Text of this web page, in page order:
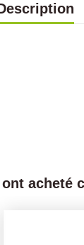
acheté